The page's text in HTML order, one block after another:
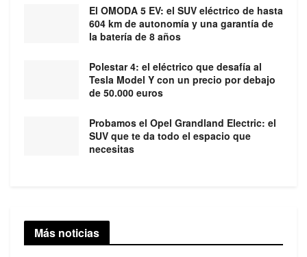
El OMODA 5 EV: el SUV eléctrico de hasta
604 km de autonomía y una garantía de
la batería de 8 años
Polestar 4: el eléctrico que desafía al
Tesla Model Y con un precio por debajo
de 50.000 euros
Probamos el Opel Grandland Electric: el
SUV que te da todo el espacio que
necesitas
Más noticias